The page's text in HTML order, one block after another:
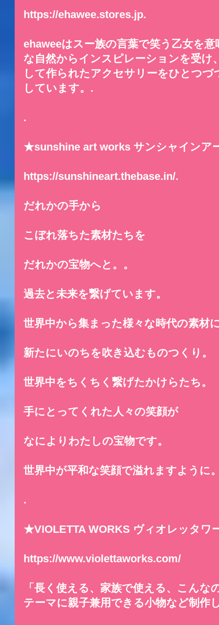
https://ehawee.stores.jp.
ehaweeはスー族の言葉で笑う乙女を
な自然からインスピレーションを受け
して作られたアクセサリーをひとつづ
しています。.
.
★sunshine art works サンシャインア
https://sunshineart.thebase.in/.
だれかの手から
こぼれ落ちた素材たちを
だれかの宝物へと。。
過去と未来を繋げています。
世界中から集まった様々な時代の素材
新たにいのちを吹き込むものつくり。
世界中をちくちく繋げたかけらたち。
手にとってくれた人々の笑顔が
なによりわたしの宝物です。
世界中が平和な笑顔で溢れますように
.
★VIOLETTA WORKS ヴィオレッタワ
https://www.violettaworks.com/
「長く使える、家族で使える、こんな
テーマに親子兼用できる小物など制作